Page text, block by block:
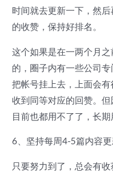
时间就去更新一下，然
的收赞，保持好排名。
这个如果是在一两个月
的，圈子内有一些公司
把帐号挂上去，上面会
收到同等对应的回赞。
目前也都用不了了，长期
6、坚持每周4-5篇内容
只要努力到了，总会有收